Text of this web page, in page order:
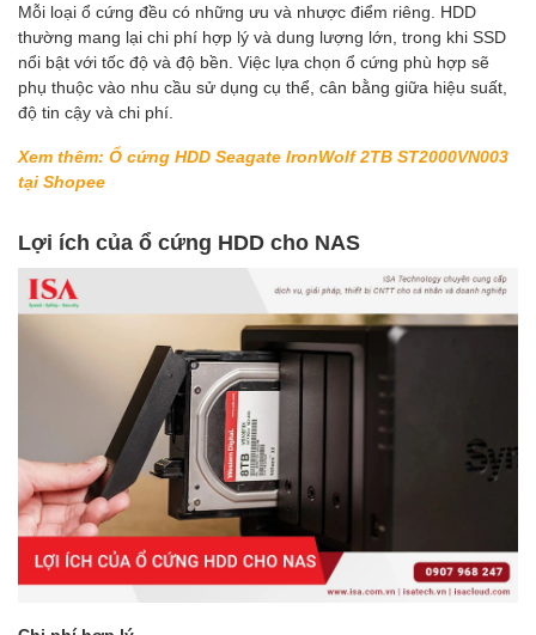
Mỗi loại ổ cứng đều có những ưu và nhược điểm riêng. HDD
thường mang lại chi phí hợp lý và dung lượng lớn, trong khi SSD
nổi bật với tốc độ và độ bền. Việc lựa chọn ổ cứng phù hợp sẽ
phụ thuộc vào nhu cầu sử dụng cụ thể, cân bằng giữa hiệu suất,
độ tin cậy và chi phí.
Xem thêm: Ổ cứng HDD Seagate IronWolf 2TB ST2000VN003
tại Shopee
Lợi ích của ổ cứng HDD cho NAS